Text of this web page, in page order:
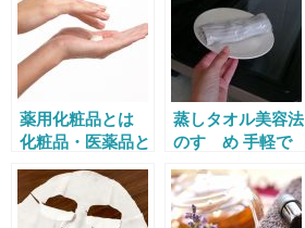
薬用化粧品とは
化粧品・医薬品と
について
蒸しタオル美容法
のすゝめ 手軽で